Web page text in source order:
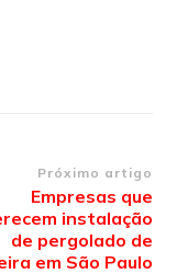
Próximo artigo
Empresas que
instalação
de pergolado de
em São Paulo